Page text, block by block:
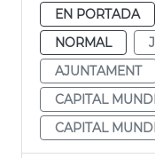
EN PORTADA
NORMAL
AJUNTAMENT
CAPITAL
CAPITAL